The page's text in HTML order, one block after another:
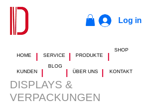
Log in
HOME SERVICE PRODUKTE
SHOP
KUNDEN
BLOG
ÜBER UNS
KONTAKT
DISPLAYS &
VERPACKUNGEN